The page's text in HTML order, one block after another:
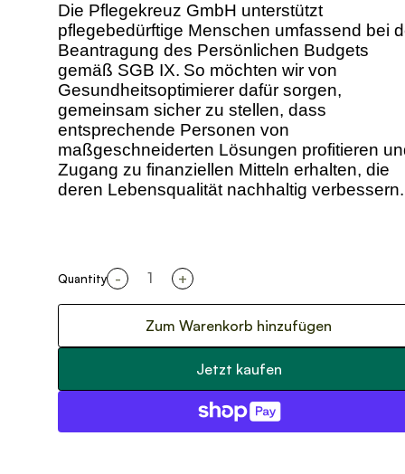
Die Pflegekreuz GmbH unterstützt
pflegebedürftige Menschen umfassend bei
Beantragung des Persönlichen Budgets
gemäß SGB IX. So möchten wir von
Gesundheitsoptimierer dafür sorgen,
gemeinsam sicher zu stellen, dass
entsprechende Personen von
maßgeschneiderten Lösungen profitieren
Zugang zu finanziellen Mitteln erhalten, die
deren Lebensqualität nachhaltig verbessern.
Quantity - +
Zum Warenkorb hinzufügen
Jetzt kaufen